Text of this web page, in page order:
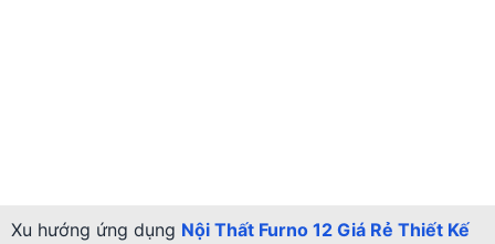
Xu hướng ứng dụng Nội Thất Furno 12 Giá Rẻ Thiết Kế